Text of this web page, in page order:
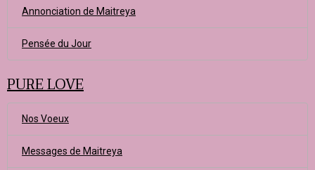
Annonciation de Maitreya
Pensée du Jour
PURE LOVE
Nos Voeux
Messages de Maitreya